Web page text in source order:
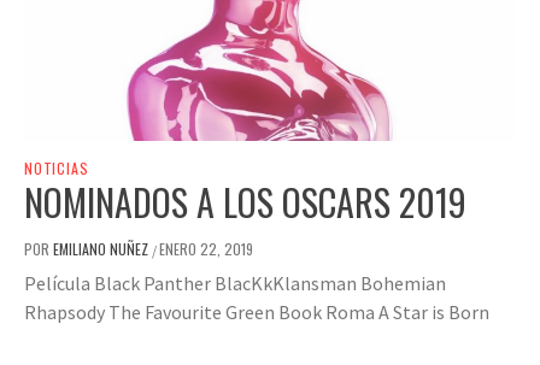
NOTICIAS
NOMINADOS A LOS OSCARS 2019
POR EMILIANO NUÑEZ /ENERO 22, 2019
Película Black Panther BlacKkKlansman Bohemian
Rhapsody The Favourite Green Book Roma A Star is Born